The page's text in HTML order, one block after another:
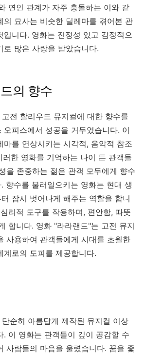
연인 관계가 자주 충돌하는 이와 같
의 묘사는 비슷한 딜레마를 겪어본 관
입니다. 영화는 진정성 있고 감정적으
로 많은 사랑을 받았습니다.
의 향수
전 할리우드 뮤지컬에 대한 향수를
오피스에서 성공을 거두었습니다. 이
마를 연상시키는 시각적, 음악적 참조
러한 영화를 기억하는 나이 든 관객들
을 존중하는 젊은 관객 모두에게 향수
향수를 불러일으키는 영화는 현대 생
잠시 벗어나게 해주는 역할을 합니
리적 도구를 작용하며, 편안함, 따뜻
합니다. 영화 "라라랜드"는 고전 뮤지
사용하여 관객들에게 시대를 초월한
계로의 도피를 제공합니다.
순히 아름답게 제작된 뮤지컬 이상
. 이 영화는 관객들이 깊이 공감할 수
사람들의 마음을 울렸습니다. 꿈을 좇